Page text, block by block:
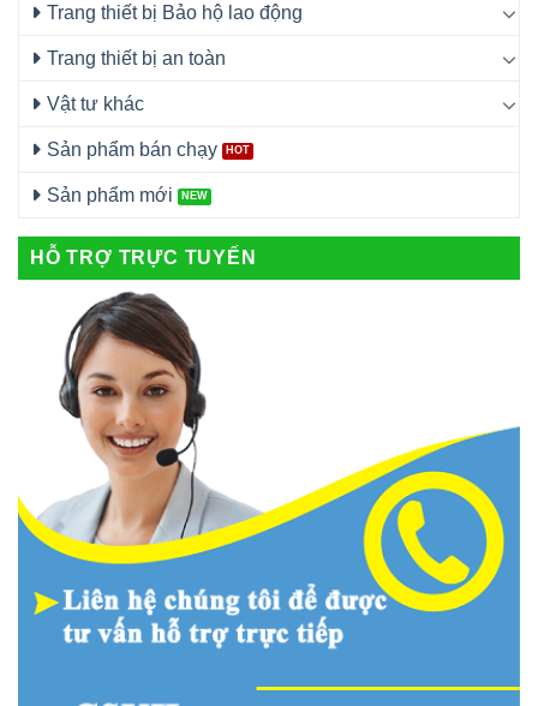
Trang thiết bị Bảo hộ lao động
Trang thiết bị an toàn
Vật tư khác
Sản phẩm bán chạy
Sản phẩm mới
HỖ TRỢ TRỰC TUYẾN